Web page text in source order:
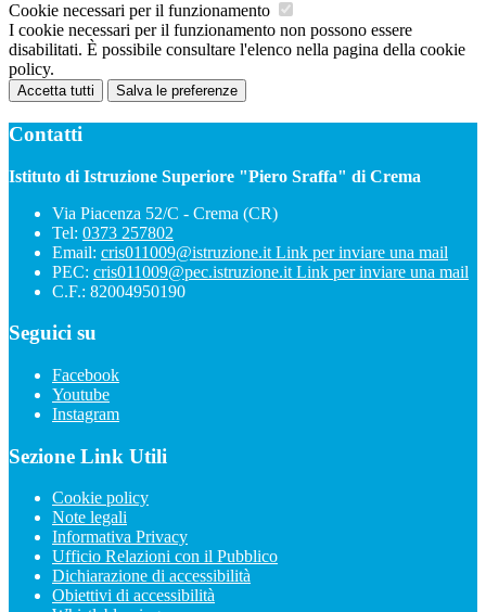
Cookie necessari per il funzionamento
I cookie necessari per il funzionamento non possono essere
disabilitati. È possibile consultare l'elenco nella pagina della cookie
policy.
Accetta tutti Salva le preferenze
Contatti
Istituto di Istruzione Superiore "Piero Sraffa" di Crema
Via Piacenza 52/C - Crema (CR)
Tel: 0373 257802
Email: cris011009@istruzione.it Link per inviare una mail
PEC: cris011009@pec.istruzione.it Link per inviare una mail
C.F.: 82004950190
Seguici su
Facebook
Youtube
Instagram
Sezione Link Utili
Cookie policy
Note legali
Informativa Privacy
Ufficio Relazioni con il Pubblico
Dichiarazione di accessibilità
Obiettivi di accessibilità